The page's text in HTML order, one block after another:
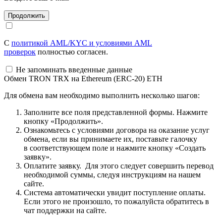
С политикой AML/KYC и условиями AML
проверок полностью согласен.
Не запоминать введенные данные
Обмен TRON TRX на Ethereum (ERC-20) ETH
Для обмена вам необходимо выполнить несколько шагов:
Заполните все поля представленной формы. Нажмите
кнопку «Продолжить».
Ознакомьтесь с условиями договора на оказание услуг
обмена, если вы принимаете их, поставьте галочку
в соответствующем поле и нажмите кнопку «Создать
заявку».
Оплатите заявку. Для этого следует совершить перевод
необходимой суммы, следуя инструкциям на нашем
сайте.
Система автоматически увидит поступление оплаты.
Если этого не произошло, то пожалуйста обратитесь в
чат поддержки на сайте.